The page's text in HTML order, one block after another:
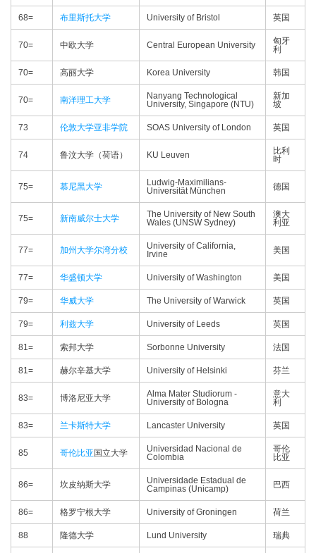
68= 布里斯托大学 University of Bristol 英国
70= 中欧大学 Central European University
匈牙
利
70= 高丽大学 Korea University 韩国
70= 南洋理工大学
Nanyang Technological
University, Singapore (NTU)
新加
坡
73 伦敦大学亚非学院 SOAS University of London 英国
74 鲁汶大学（荷语） KU Leuven
比利
时
75= 慕尼黑大学
Ludwig-Maximilians-
Universität München
德国
75= 新南威尔士大学
The University of New South
Wales (UNSW Sydney)
澳大
利亚
77= 加州大学尔湾分校
University of California,
Irvine
美国
77= 华盛顿大学 University of Washington 美国
79= 华威大学 The University of Warwick 英国
79= 利兹大学 University of Leeds 英国
81= 索邦大学 Sorbonne University 法国
81= 赫尔辛基大学 University of Helsinki 芬兰
83= 博洛尼亚大学
Alma Mater Studiorum -
University of Bologna
意大
利
83= 兰卡斯特大学 Lancaster University 英国
85 哥伦比亚 国立大学
Universidad Nacional de
Colombia
哥伦
比亚
86= 坎皮纳斯大学
Universidade Estadual de
Campinas (Unicamp)
巴西
86= 格罗宁根大学 University of Groningen 荷兰
88 隆德大学 Lund University 瑞典